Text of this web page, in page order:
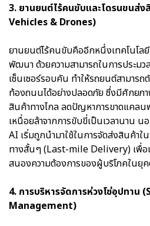
3. ยานยนต์ไร้คนขับและโดรนขนส่
Vehicles & Drones)
ยานยนต์ไร้คนขับคืออีกหนึ่งเทคโนโล
พัฒนา ด้วยความสามารถในการประม
เซ็นเซอร์รอบคัน ทำให้รถยนต์สามาร
ท้องถนนได้อย่างปลอดภัย ซึ่งมีศักยภ
สินค้าทางไกล ลดปัญหาการขาดแคล
เหนื่อยล้าจากการขับขี่เป็นเวลานาน
AI เริ่มถูกนำมาใช้ในการจัดส่งสินค้าใ
ทางสั้นๆ (Last-mile Delivery) เพื่อ
สนองความต้องการของผู้บริโภคในยุ
4. การบริหารจัดการห่วงโซ่อุปทาน
Management)